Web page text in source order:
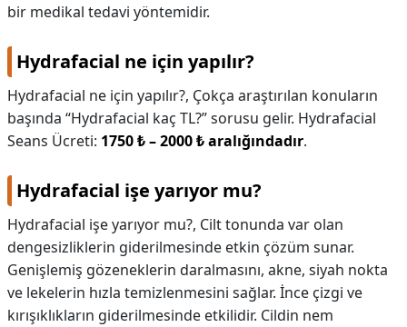
bir medikal tedavi yöntemidir.
Hydrafacial ne için yapılır?
Hydrafacial ne için yapılır?, Çokça araştırılan konuların
başında “Hydrafacial kaç TL?” sorusu gelir. Hydrafacial
Seans Ücreti: 1750 ₺ – 2000 ₺ aralığındadır.
Hydrafacial işe yarıyor mu?
Hydrafacial işe yarıyor mu?, Cilt tonunda var olan
dengesizliklerin giderilmesinde etkin çözüm sunar.
Genişlemiş gözeneklerin daralmasını, akne, siyah nokta
ve lekelerin hızla temizlenmesini sağlar. İnce çizgi ve
kırışıklıkların giderilmesinde etkilidir. Cildin nem